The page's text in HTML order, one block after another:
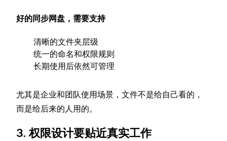
好的同步网盘，需要支持
清晰的文件夹层级
统一的命名和权限规则
长期使用后依然可管理
尤其是企业和团队使用场景，文件不是给自己看的，
而是给后来的人用的。
3. 权限设计要贴近真实工作